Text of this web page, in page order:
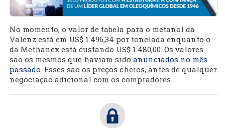
No momento, o valor de tabela para o metanol da
Valenz está em US$ 1.496,34 por tonelada enquanto o
da Methanex está custando US$ 1.480,00. Os valores
são os mesmos que haviam sido anunciados no mês
passado. Esses são os preços cheios, antes de qualquer
negociação adicional com os compradores.